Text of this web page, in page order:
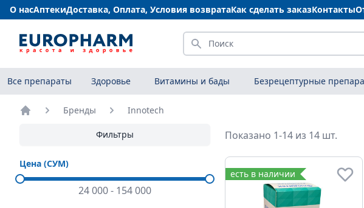
О насАптекиДоставка, Оплата, Условия возвратаКак сделать заказКонтакты
Искать
Все препараты Здоровье Витамины и бады Безрецептурные
Бренды Innotech
Фильтры
Цена (СУМ)
24 000- 154 000
Показано 1-14 из 14 шт.
есть в наличии